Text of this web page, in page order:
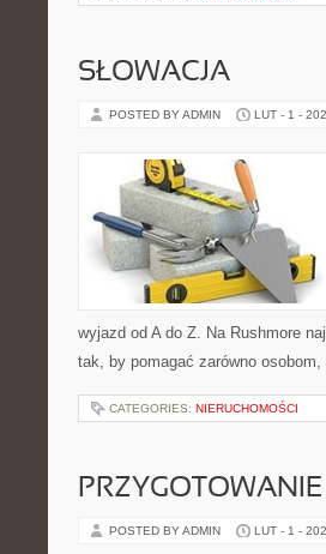
SŁOWACJA
POSTED BY ADMIN LUT - 1 -
wyjazd od A do Z. Na Rushmore
tak, by pomagać zarówno
CATEGORIES: NIERUCHOMOŚCI
POSTED BY ADMIN LUT - 1 -